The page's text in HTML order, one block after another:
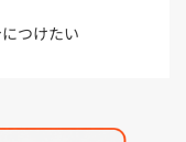
つけたい